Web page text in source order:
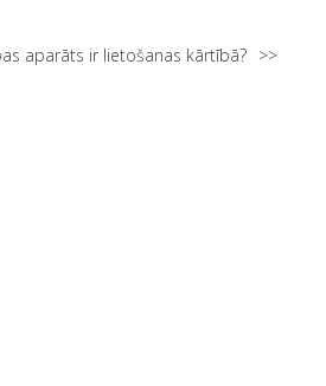
aparāts ir lietošanas kārtībā?